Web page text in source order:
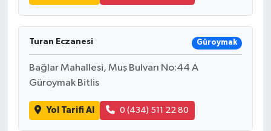
Turan Eczanesi Güroymak
Bağlar Mahallesi, Muş Bulvarı No:44 A
Güroymak Bitlis
Yol Tarifi Al 0 (434) 511 22 80